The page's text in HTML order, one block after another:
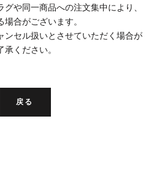
や同一商品への注文集中により、
合がございます。
セル扱いとさせていただく場合が
ください。
戻る